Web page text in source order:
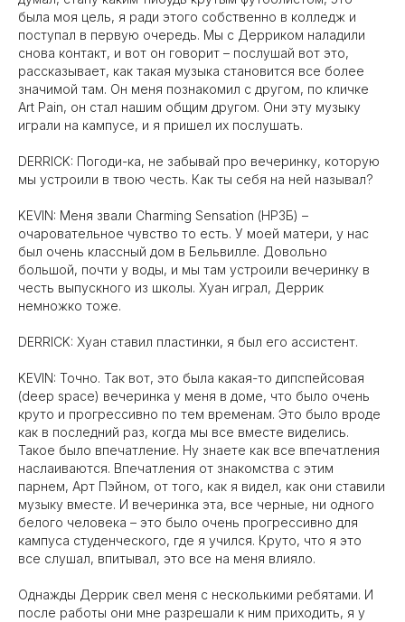
была моя цель, я ради этого собственно в колледж и
поступал в первую очередь. Мы с Дерриком наладили
снова контакт, и вот он говорит – послушай вот это,
рассказывает, как такая музыка становится все более
значимой там. Он меня познакомил с другом, по кличке
Art Pain, он стал нашим общим другом. Они эту музыку
играли на кампусе, и я пришел их послушать.
DERRICK: Погоди-ка, не забывай про вечеринку, которую
мы устроили в твою честь. Как ты себя на ней называл?
KEVIN: Меня звали Charming Sensation (НРЗБ) –
очаровательное чувство то есть. У моей матери, у нас
был очень классный дом в Бельвилле. Довольно
большой, почти у воды, и мы там устроили вечеринку в
честь выпускного из школы. Хуан играл, Деррик
немножко тоже.
DERRICK: Хуан ставил пластинки, я был его ассистент.
KEVIN: Точно. Так вот, это была какая-то дипcпейсовая
(deep space) вечеринка у меня в доме, что было очень
круто и прогрессивно по тем временам. Это было вроде
как в последний раз, когда мы все вместе виделись.
Такое было впечатление. Ну знаете как все впечатления
наслаиваются. Впечатления от знакомства с этим
парнем, Арт Пэйном, от того, как я видел, как они ставили
музыку вместе. И вечеринка эта, все черные, ни одного
белого человека – это было очень прогрессивно для
кампуса студенческого, где я учился. Круто, что я это
все слушал, впитывал, это все на меня влияло.
Однажды Деррик свел меня с несколькими ребятами. И
после работы они мне разрешали к ним приходить, я у